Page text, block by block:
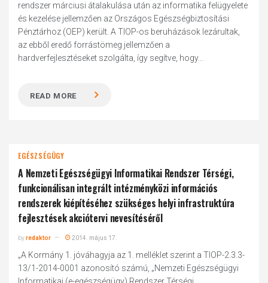
rendszer márciusi átalakulása után az informatika felügyelete
és kezelése jellemzően az Országos Egészségbiztosítási
Pénztárhoz (OEP) került. A TIOP-os beruházások lezárultak,
az ebből eredő forrástömeg jellemzően a
hardverfejlesztéseket szolgálta, így segítve, hogy...
READ MORE
EGÉSZSÉGÜGY
A Nemzeti Egészségügyi Informatikai Rendszer Térségi,
funkcionálisan integrált intézményközi információs
rendszerek kiépítéséhez szükséges helyi infrastruktúra
fejlesztések akciótervi nevesítéséről
byredaktor 2014. május 17.
„A Kormány 1. jóváhagyja az 1. melléklet szerint a TIOP-2.3.3-
13/1-2014-0001 azonosító számú, „Nemzeti Egészségügyi